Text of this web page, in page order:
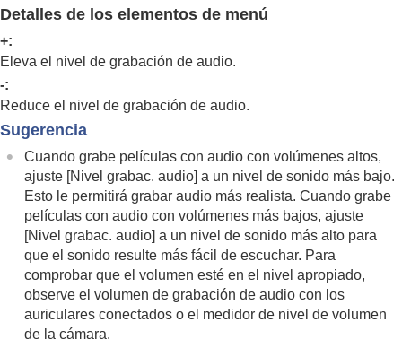
Func. capt. interv.
Configuración de la calidad de imagen y del
Ajustes de obturación
Utilización del zoom
Utilización del flash
Reducción de desenfoque
Compens. objetiv.
(imagen fija/película)
Reducción de ruido
Configuración de la visualización del monitor
durante la toma
Grabación de audio de película
Grabación de sonido
Nivel grabac. audio
Tiempo Salid. Audio
Reducc. ruido viento
Detalles de los elementos de menú
+:
Eleva el nivel de grabación de audio.
-:
Reduce el nivel de grabación de audio.
Sugerencia
Cuando grabe películas con audio con volúmenes altos,
ajuste [Nivel grabac. audio] a un nivel de sonido más bajo.
Esto le permitirá grabar audio más realista. Cuando grabe
películas con audio con volúmenes más bajos, ajuste
[Nivel grabac. audio] a un nivel de sonido más alto para
que el sonido resulte más fácil de escuchar. Para
comprobar que el volumen esté en el nivel apropiado,
observe el volumen de grabación de audio con los
auriculares conectados o el medidor de nivel de volumen
de la cámara.